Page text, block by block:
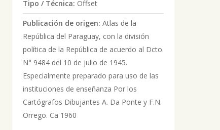
Tipo / Técnica: Offset
Publicación de origen: Atlas de la
República del Paraguay, con la división
política de la República de acuerdo al Dcto.
N° 9484 del 10 de julio de 1945.
Especialmente preparado para uso de las
instituciones de enseñanza Por los
Cartógrafos Dibujantes A. Da Ponte y F.N.
Orrego. Ca 1960